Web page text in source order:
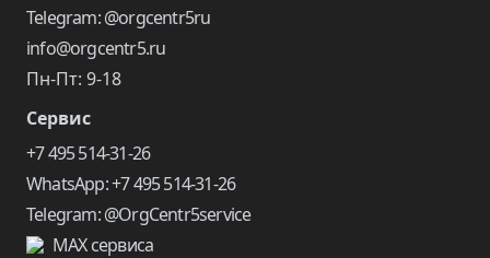
Telegram: @orgcentr5ru
info@orgcentr5.ru
Пн-Пт: 9-18
Сервис
+7 495 514-31-26
WhatsApp: +7 495 514-31-26
Telegram: @OrgCentr5service
MAX сервиса